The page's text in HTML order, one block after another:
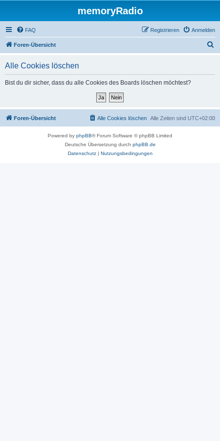
memoryRadio
FAQ Anmelden
Registrieren
Foren-Übersicht
Alle Cookies löschen
Bist du dir sicher, dass du alle Cookies des Boards löschen möchtest?
Foren-Übersicht Alle Zeiten sind UTC+02:00
Alle Cookies löschen
Powered by phpBB® Forum Software © phpBB Limited
Deutsche Übersetzung durch phpBB.de
Datenschutz| Nutzungsbedingungen